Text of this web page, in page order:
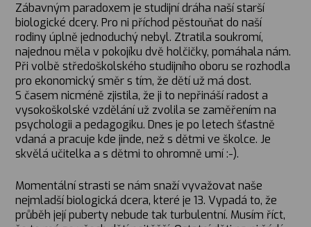
Zábavným paradoxem je studijní dráha naší starší
biologické dcery. Pro ni příchod pěstouňat do naší
rodiny úplně jednoduchý nebyl. Ztratila soukromí,
najednou měla v pokojíku dvě holčičky, pomáhala nám.
Při volbě středoškolského studijního oboru se rozhodla
pro ekonomický směr s tím, že dětí už má dost.
S časem nicméně zjistila, že ji to nepřináší radost a
vysokoškolské vzdělání už zvolila se zaměřením na
psychologii a pedagogiku. Dnes je po letech šťastně
vdaná a pracuje kde jinde, než s dětmi ve školce. Je
skvělá učitelka a s dětmi to ohromně umí :-).
Momentální strasti se nám snaží vyvažovat naše
nejmladší biologická dcera, které je 13. Vypadá to, že
průběh její puberty nebude tak turbulentní. Musím říct,